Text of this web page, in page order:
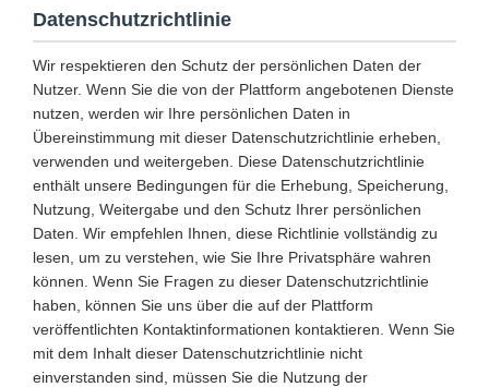
Datenschutzrichtlinie
Wir respektieren den Schutz der persönlichen Daten der
Nutzer. Wenn Sie die von der Plattform angebotenen Dienste
nutzen, werden wir Ihre persönlichen Daten in
Übereinstimmung mit dieser Datenschutzrichtlinie erheben,
verwenden und weitergeben. Diese Datenschutzrichtlinie
enthält unsere Bedingungen für die Erhebung, Speicherung,
Nutzung, Weitergabe und den Schutz Ihrer persönlichen
Daten. Wir empfehlen Ihnen, diese Richtlinie vollständig zu
lesen, um zu verstehen, wie Sie Ihre Privatsphäre wahren
können. Wenn Sie Fragen zu dieser Datenschutzrichtlinie
haben, können Sie uns über die auf der Plattform
veröffentlichten Kontaktinformationen kontaktieren. Wenn Sie
mit dem Inhalt dieser Datenschutzrichtlinie nicht
einverstanden sind, müssen Sie die Nutzung der